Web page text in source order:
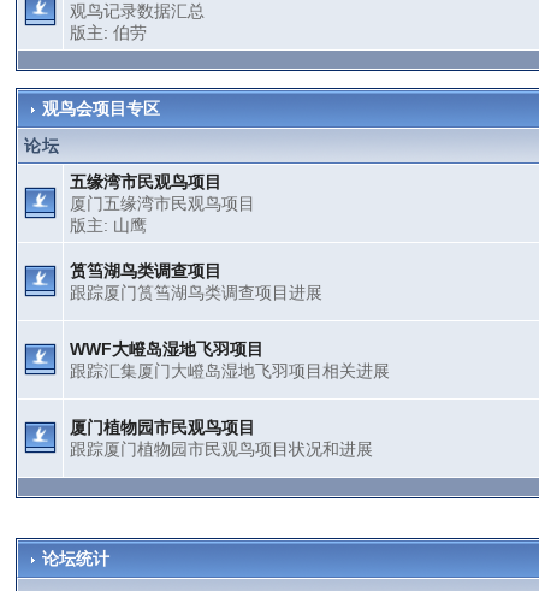
观鸟记录数据汇总
版主:伯劳
观鸟会项目专区
论坛
五缘湾市民观鸟项目
厦门五缘湾市民观鸟项目
版主: 山鹰
筼筜湖鸟类调查项目
跟踪厦门筼筜湖鸟类调查项目进展
WWF大嶝岛湿地飞羽项目
跟踪汇集厦门大嶝岛湿地飞羽项目相关进展
厦门植物园市民观鸟项目
跟踪厦门植物园市民观鸟项目状况和进展
论坛统计